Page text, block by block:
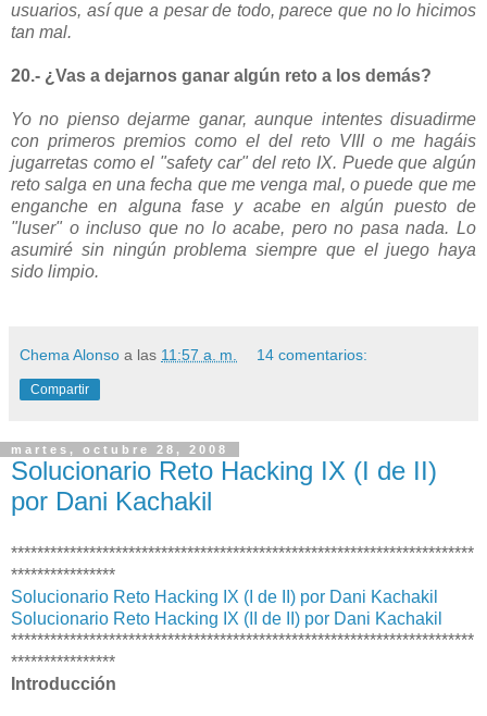
usuarios, así que a pesar de todo, parece que no lo hicimos
tan mal.
20.- ¿Vas a dejarnos ganar algún reto a los demás?
Yo no pienso dejarme ganar, aunque intentes disuadirme
con primeros premios como el del reto VIII o me hagáis
jugarretas como el "safety car" del reto IX. Puede que algún
reto salga en una fecha que me venga mal, o puede que me
enganche en alguna fase y acabe en algún puesto de
"luser" o incluso que no lo acabe, pero no pasa nada. Lo
asumiré sin ningún problema siempre que el juego haya
sido limpio.
Chema Alonso a las 11:57 a. m. 14 comentarios:
Compartir
martes, octubre 28, 2008
Solucionario Reto Hacking IX (I de II)
por Dani Kachakil
***********************************************************************
****************
Solucionario Reto Hacking IX (I de II) por Dani Kachakil
Solucionario Reto Hacking IX (II de II) por Dani Kachakil
***********************************************************************
****************
Introducción